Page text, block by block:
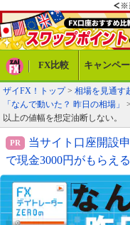
FX比較 キャンペ
ザイFX！トップ> 相場を見通す
「なんで動いた？ 昨日の相場」
以上の値幅を想定油断しない。
当サイト口座開設
で現金3000円がもらえる